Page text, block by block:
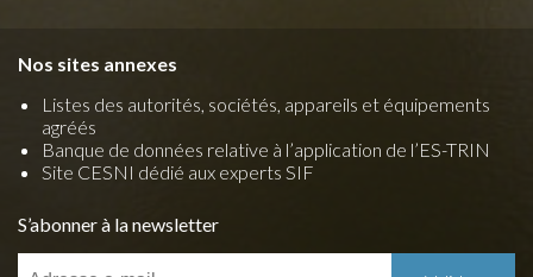
Nos sites annexes
Listes des autorités, sociétés, appareils et équipements
agréés
Banque de données relative à l’application de l’ES-TRIN
Site CESNI dédié aux experts SIF
S’abonner à la newsletter